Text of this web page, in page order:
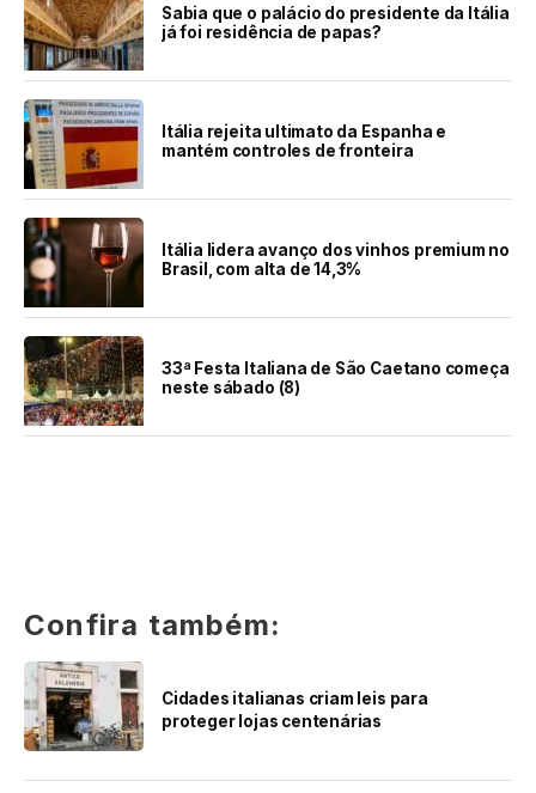
Sabia que o palácio do presidente da Itália
já foi residência de papas?
Itália rejeita ultimato da Espanha e
mantém controles de fronteira
Itália lidera avanço dos vinhos premium no
Brasil, com alta de 14,3%
33ª Festa Italiana de São Caetano começa
neste sábado (8)
Confira também:
Cidades italianas criam leis para
proteger lojas centenárias